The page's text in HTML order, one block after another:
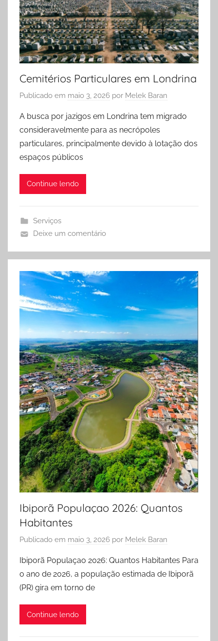
Cemitérios Particulares em Londrina
Publicado em maio 3, 2026 por Melek Baran
A busca por jazigos em Londrina tem migrado
consideravelmente para as necrópoles
particulares, principalmente devido à lotação dos
espaços públicos
Continue lendo
Serviços
Deixe um comentário
Ibiporã Populaçao 2026: Quantos
Habitantes
Publicado em maio 3, 2026 por Melek Baran
Ibiporã Populaçao 2026: Quantos Habitantes Para
o ano de 2026, a população estimada de Ibiporã
(PR) gira em torno de
Continue lendo